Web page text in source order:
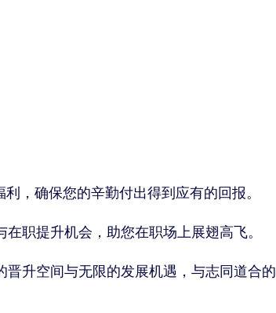
，确保您的辛勤付出得到应有的回报。
职提升机会，助您在职场上展翅高飞。
升空间与无限的发展机遇，与志同道合